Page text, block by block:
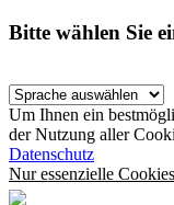
Bitte wählen Sie
Um Ihnen ein
der Nutzung aller
Datenschutz
Nur essenzielle